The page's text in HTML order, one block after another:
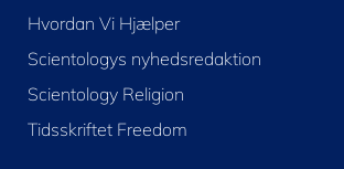
Hvordan Vi Hjælper
Scientologys nyhedsredaktion
Scientology Religion
Tidsskriftet Freedom